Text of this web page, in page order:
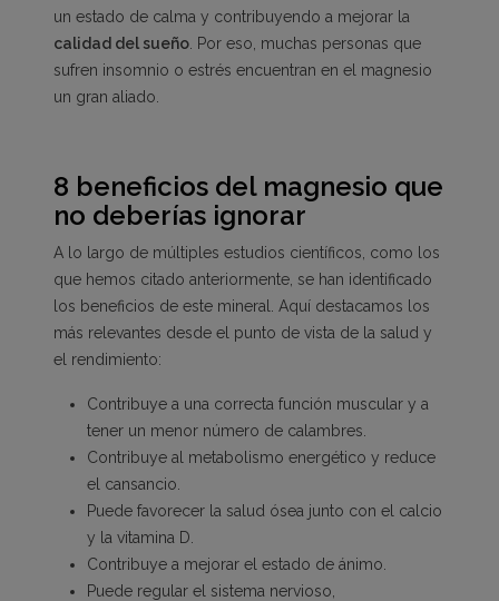
un estado de calma y contribuyendo a mejorar la
calidad del sueño . Por eso, muchas personas que
sufren insomnio o estrés encuentran en el magnesio
un gran aliado.
8 beneficios del magnesio que
no deberías ignorar
A lo largo de múltiples estudios científicos, como los
que hemos citado anteriormente, se han identificado
los beneficios de este mineral. Aquí destacamos los
más relevantes desde el punto de vista de la salud y
el rendimiento:
Contribuye a una correcta función muscular y a
tener un menor número de calambres.
Contribuye al metabolismo energético y reduce
el cansancio.
Puede favorecer la salud ósea junto con el calcio
y la vitamina D.
Contribuye a mejorar el estado de ánimo.
Puede regular el sistema nervioso,